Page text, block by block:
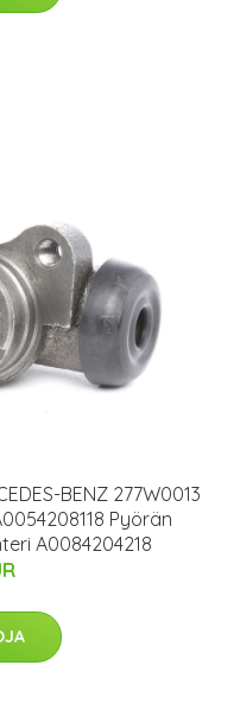
BENZ 277W0013
Pyörän
A0084204218